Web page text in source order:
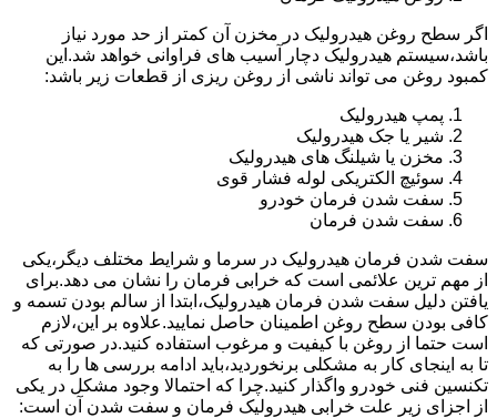
اگر سطح روغن هیدرولیک در مخزن آن کمتر از حد مورد نیاز
باشد،سیستم هیدرولیک دچار آسیب های فراوانی خواهد شد.این
کمبود روغن می تواند ناشی از روغن ریزی از قطعات زیر باشد:
پمپ هیدرولیک
شیر یا جک هیدرولیک
مخزن یا شیلنگ های هیدرولیک
سوئیچ الکتریکی لوله فشار قوی
سفت شدن فرمان خودرو
سفت شدن فرمان
سفت شدن فرمان هیدرولیک در سرما و شرایط مختلف دیگر،یکی
از مهم ترین علائمی است که خرابی فرمان را نشان می دهد.برای
یافتن دلیل سفت شدن فرمان هیدرولیک،ابتدا از سالم بودن تسمه و
کافی بودن سطح روغن اطمینان حاصل نمایید.علاوه بر این،لازم
است حتما از روغن با کیفیت و مرغوب استفاده کنید.در صورتی که
تا به اینجای کار به مشکلی برنخوردید،باید ادامه بررسی ها را به
تکنسین فنی خودرو واگذار کنید.چرا که احتمالا وجود مشکل در یکی
از اجزای زیر علت خرابی هیدرولیک فرمان و سفت شدن آن است: